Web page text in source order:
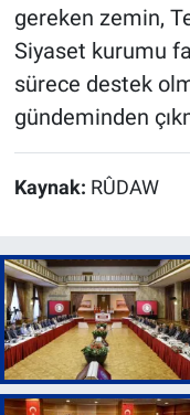
gereken zemin,
Siyaset kurumu
sürece destek
gündeminden
Kaynak: RÛDAW